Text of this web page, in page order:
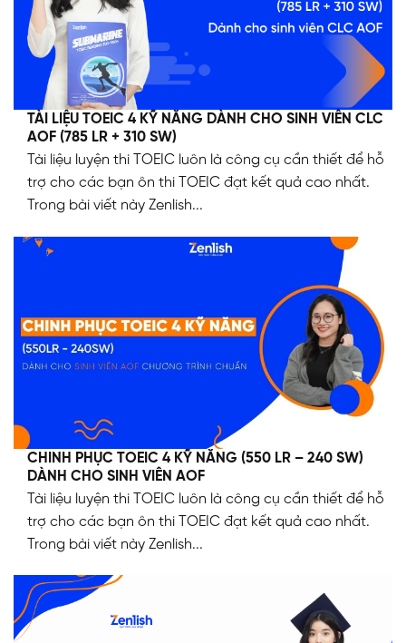
TÀI LIỆU TOEIC 4 KỸ NĂNG DÀNH CHO SINH VIÊN CLC
AOF (785 LR + 310 SW)
Tài liệu luyện thi TOEIC luôn là công cụ cần thiết để hỗ
trợ cho các bạn ôn thi TOEIC đạt kết quả cao nhất.
Trong bài viết này Zenlish...
CHINH PHỤC TOEIC 4 KỸ NĂNG (550 LR – 240 SW)
DÀNH CHO SINH VIÊN AOF
Tài liệu luyện thi TOEIC luôn là công cụ cần thiết để hỗ
trợ cho các bạn ôn thi TOEIC đạt kết quả cao nhất.
Trong bài viết này Zenlish...